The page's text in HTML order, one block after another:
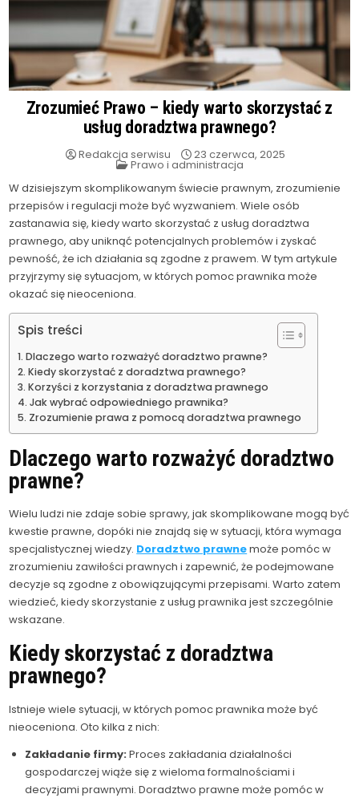
Zrozumieć Prawo – kiedy warto skorzystać z
usług doradztwa prawnego?
Redakcja serwisu 23 czerwca, 2025
Posted
Prawo i administracja
W dzisiejszym skomplikowanym świecie prawnym, zrozumienie
przepisów i regulacji może być wyzwaniem. Wiele osób
zastanawia się, kiedy warto skorzystać z usług doradztwa
prawnego, aby uniknąć potencjalnych problemów i zyskać
pewność, że ich działania są zgodne z prawem. W tym artykule
przyjrzymy się sytuacjom, w których pomoc prawnika może
okazać się nieoceniona.
Spis treści
Dlaczego warto rozważyć doradztwo prawne?
Kiedy skorzystać z doradztwa prawnego?
Korzyści z korzystania z doradztwa prawnego
Jak wybrać odpowiedniego prawnika?
Zrozumienie prawa z pomocą doradztwa prawnego
Dlaczego warto rozważyć doradztwo
prawne?
Wielu ludzi nie zdaje sobie sprawy, jak skomplikowane mogą być
kwestie prawne, dopóki nie znajdą się w sytuacji, która wymaga
specjalistycznej wiedzy. Doradztwo prawnemoże pomóc w
zrozumieniu zawiłości prawnych i zapewnić, że podejmowane
decyzje są zgodne z obowiązującymi przepisami. Warto zatem
wiedzieć, kiedy skorzystanie z usług prawnika jest szczególnie
wskazane.
Kiedy skorzystać z doradztwa
prawnego?
Istnieje wiele sytuacji, w których pomoc prawnika może być
nieoceniona. Oto kilka z nich:
Zakładanie firmy:Proces zakładania działalności
gospodarczej wiąże się z wieloma formalnościami i
decyzjami prawnymi. Doradztwo prawne może pomóc w